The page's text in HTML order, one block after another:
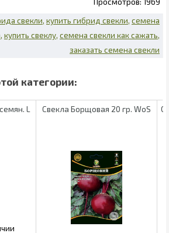
свекли купить гибрид свекли семена
купить свеклу семена свекли как сажать
заказать семена свекли
L Свекла Борщовая 20 гр. WoS